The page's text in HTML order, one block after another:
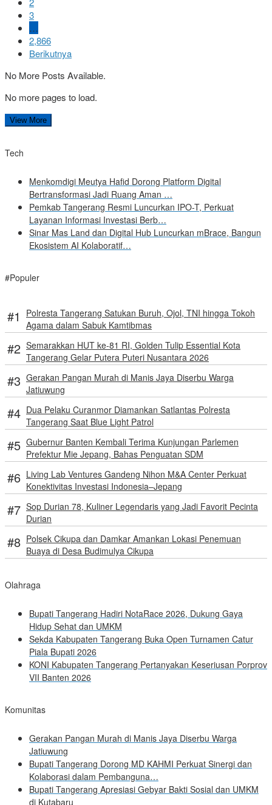
3
…
2,866
Berikutnya
No More Posts Available.
No more pages to load.
View More
Tech
Menkomdigi Meutya Hafid Dorong Platform Digital
Bertransformasi Jadi Ruang Aman …
Pemkab Tangerang Resmi Luncurkan IPO-T, Perkuat
Layanan Informasi Investasi Berb…
Sinar Mas Land dan Digital Hub Luncurkan mBrace, Bangun
Ekosistem AI Kolaboratif…
#Populer
Polresta Tangerang Satukan Buruh, Ojol, TNI hingga Tokoh
Agama dalam Sabuk Kamtibmas
Semarakkan HUT ke-81 RI, Golden Tulip Essential Kota
Tangerang Gelar Putera Puteri Nusantara 2026
Gerakan Pangan Murah di Manis Jaya Diserbu Warga
Jatiuwung
Dua Pelaku Curanmor Diamankan Satlantas Polresta
Tangerang Saat Blue Light Patrol
Gubernur Banten Kembali Terima Kunjungan Parlemen
Prefektur Mie Jepang, Bahas Penguatan SDM
Living Lab Ventures Gandeng Nihon M&A Center Perkuat
Konektivitas Investasi Indonesia–Jepang
Sop Durian 78, Kuliner Legendaris yang Jadi Favorit Pecinta
Durian
Polsek Cikupa dan Damkar Amankan Lokasi Penemuan
Buaya di Desa Budimulya Cikupa
Olahraga
Bupati Tangerang Hadiri NotaRace 2026, Dukung Gaya
Hidup Sehat dan UMKM
Sekda Kabupaten Tangerang Buka Open Turnamen Catur
Piala Bupati 2026
KONI Kabupaten Tangerang Pertanyakan Keseriusan Porprov
VII Banten 2026
Komunitas
Gerakan Pangan Murah di Manis Jaya Diserbu Warga
Jatiuwung
Bupati Tangerang Dorong MD KAHMI Perkuat Sinergi dan
Kolaborasi dalam Pembanguna…
Bupati Tangerang Apresiasi Gebyar Bakti Sosial dan UMKM
di Kutabaru